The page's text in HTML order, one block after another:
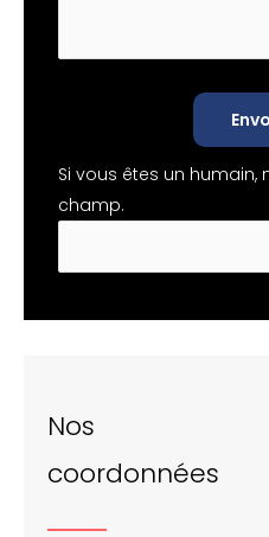
Si vous êtes un humain,
champ.
Nos
coordonnées